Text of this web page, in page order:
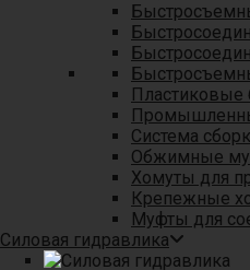
Система
Обжимные
Хомуты для
Крепежные
Муфты для
Силовая гидравлика